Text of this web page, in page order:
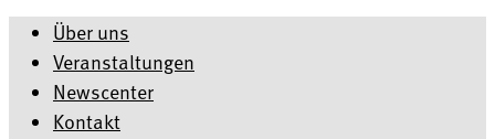
Über uns
Veranstaltungen
Newscenter
Kontakt